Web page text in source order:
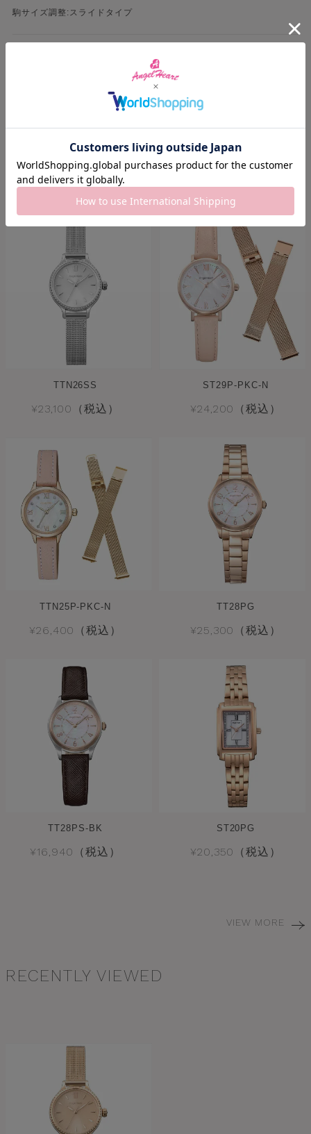
駒サイズ調整:スライドタイプ
RECOMMEND
TTN26SS
¥23,100（税込）
ST29P-PKC-N
¥24,200（税込）
TTN25P-PKC-N
¥26,400（税込）
TT28PG
¥25,300（税込）
TT28PS-BK
¥16,940（税込）
ST20PG
¥20,350（税込）
VIEW MORE
RECENTLY VIEWED